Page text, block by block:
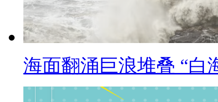
海面翻涌巨浪堆叠 “白